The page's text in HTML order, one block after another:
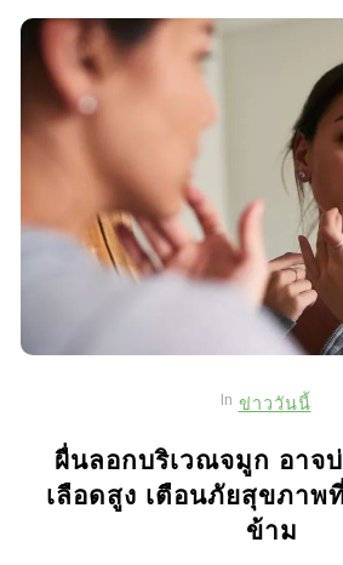
In ข่าววันนี้
ผื่นลอกบริเวณจมูก อาจ
เลือดสูง เตือนภัยสุขภาพ
ข้าม